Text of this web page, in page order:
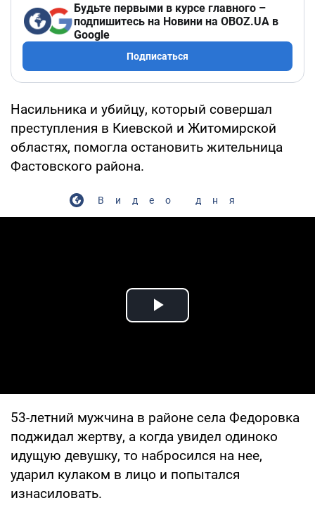
Будьте первыми в курсе главного –
подпишитесь на Новини на OBOZ.UA в
Google
Подписаться
Насильника и убийцу, который совершал
преступления в Киевской и Житомирской
областях, помогла остановить жительница
Фастовского района.
Видео дня
Play Video
53-летний мужчина в районе села Федоровка
поджидал жертву, а когда увидел одиноко
идущую девушку, то набросился на нее,
ударил кулаком в лицо и попытался
изнасиловать.